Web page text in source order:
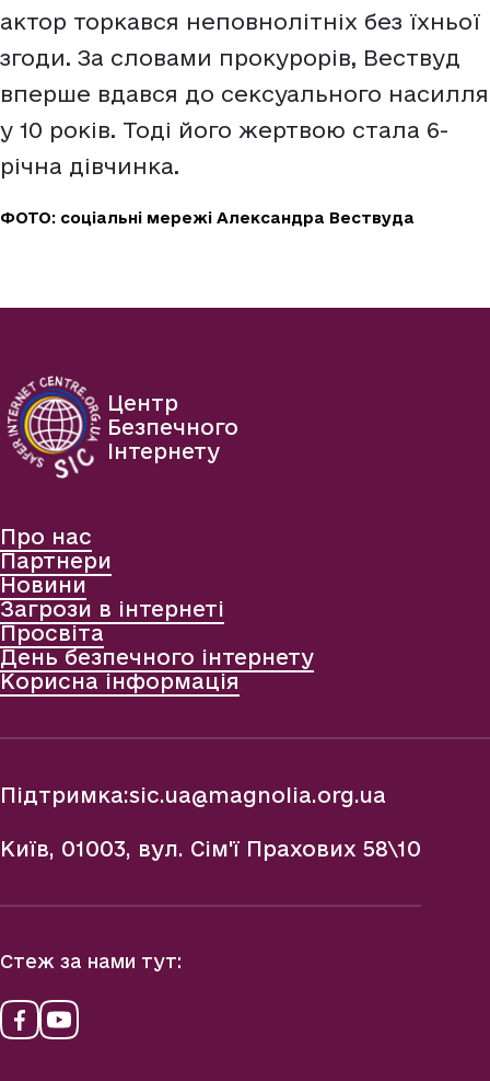
актор торкався неповнолітніх без їхньої
згоди. За словами прокурорів, Вествуд
вперше вдався до сексуального насилля
у 10 років. Тоді його жертвою стала 6-
річна дівчинка.
ФОТО: соціальні мережі Александра Вествуда
Центр
Безпечного
Інтернету
Про нас
Партнери
Новини
Загрози в інтернеті
Просвіта
День безпечного інтернету
Корисна інформація
Підтримка:sic.ua@magnolia.org.ua
Київ, 01003, вул. Сім'ї Прахових 58\10
Стеж за нами тут: